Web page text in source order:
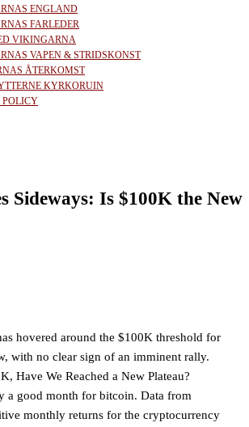
ENGLAND
FARLEDER
VIKINGARNA
VAPEN & STRIDSKONST
ÅTERKOMST
KYRKORUIN
POLICY
Sideways: Is $100K the New
hovered around the $100K threshold for
with no clear sign of an imminent rally.
Have We Reached a New Plateau?
a good month for bitcoin. Data from
monthly returns for the cryptocurrency